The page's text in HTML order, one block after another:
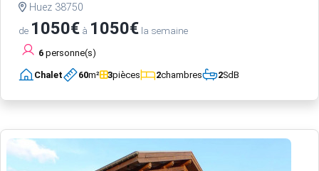
Huez 38750
de 1050€ à 1050€ la semaine
6 personne(s)
Chalet 60m² 3pièces 2chambres 2SdB